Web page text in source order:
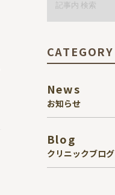
CATEGORY
News
お知らせ
Blog
クリニックブログ